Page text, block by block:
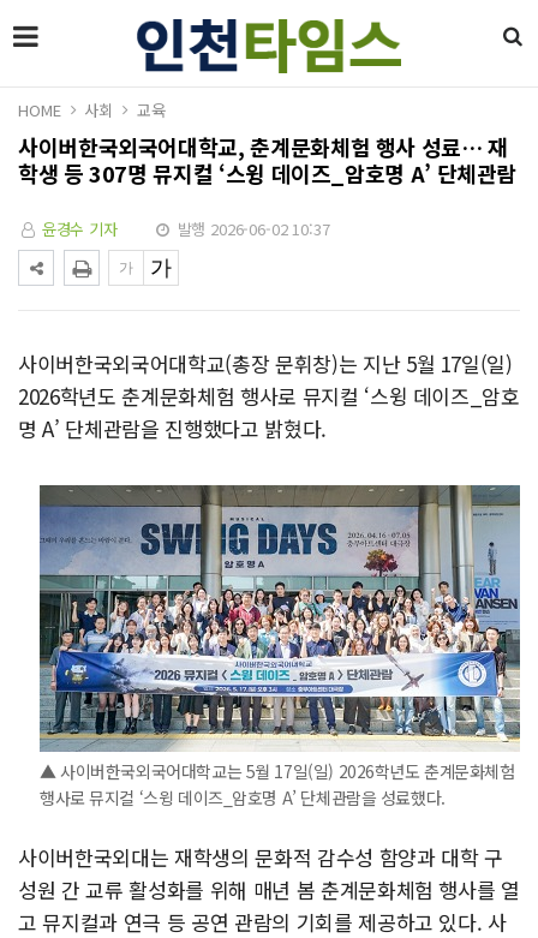
HOME 사회 교육
사이버한국외국어대학교, 춘계문화체험 행사 성료… 재
학생 등 307명 뮤지컬 ‘스윙 데이즈_암호명 A’ 단체관람
윤경수 기자 발행 2026-06-02 10:37
사이버한국외국어대학교(총장 문휘창)는 지난 5월 17일(일)
2026학년도 춘계문화체험 행사로 뮤지컬 ‘스윙 데이즈_암호
명 A’ 단체관람을 진행했다고 밝혔다.
▲ 사이버한국외국어대학교는 5월 17일(일) 2026학년도 춘계문화체험
행사로 뮤지컬 ‘스윙 데이즈_암호명 A’ 단체관람을 성료했다.
사이버한국외대는 재학생의 문화적 감수성 함양과 대학 구
성원 간 교류 활성화를 위해 매년 봄 춘계문화체험 행사를 열
고 뮤지컬과 연극 등 공연 관람의 기회를 제공하고 있다. 사